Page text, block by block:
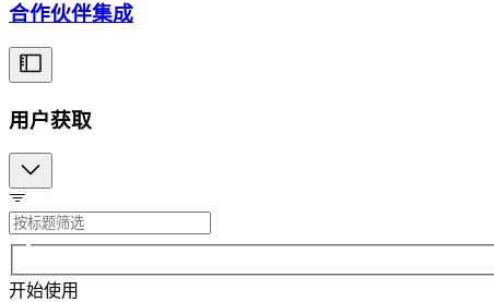
合作伙伴集成
用户获取
开始使用